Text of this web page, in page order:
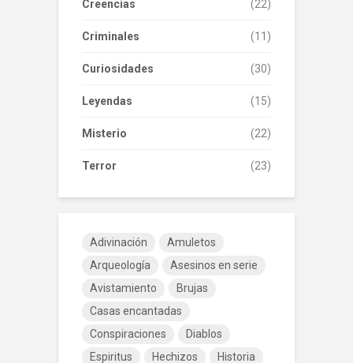
Creencias (22)
Criminales (11)
Curiosidades (30)
Leyendas (15)
Misterio (22)
Terror (23)
Adivinación
Amuletos
Arqueología
Asesinos en serie
Avistamiento
Brujas
Casas encantadas
Conspiraciones
Diablos
Espiritus
Hechizos
Historia